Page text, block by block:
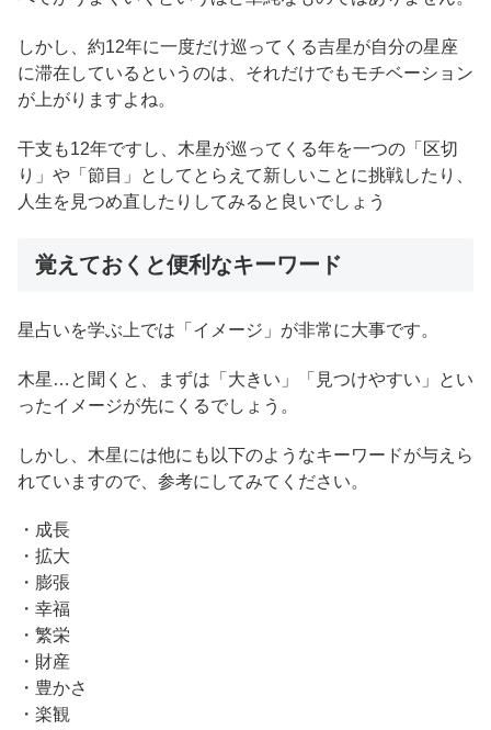
しかし、約12年に一度だけ巡ってくる吉星が自分の星座
に滞在しているというのは、それだけでもモチベーション
が上がりますよね。
干支も12年ですし、木星が巡ってくる年を一つの「区切
り」や「節目」としてとらえて新しいことに挑戦したり、
人生を見つめ直したりしてみると良いでしょう
覚えておくと便利なキーワード
星占いを学ぶ上では「イメージ」が非常に大事です。
木星…と聞くと、まずは「大きい」「見つけやすい」とい
ったイメージが先にくるでしょう。
しかし、木星には他にも以下のようなキーワードが与えら
れていますので、参考にしてみてください。
・成長
・拡大
・膨張
・幸福
・繁栄
・財産
・豊かさ
・楽観